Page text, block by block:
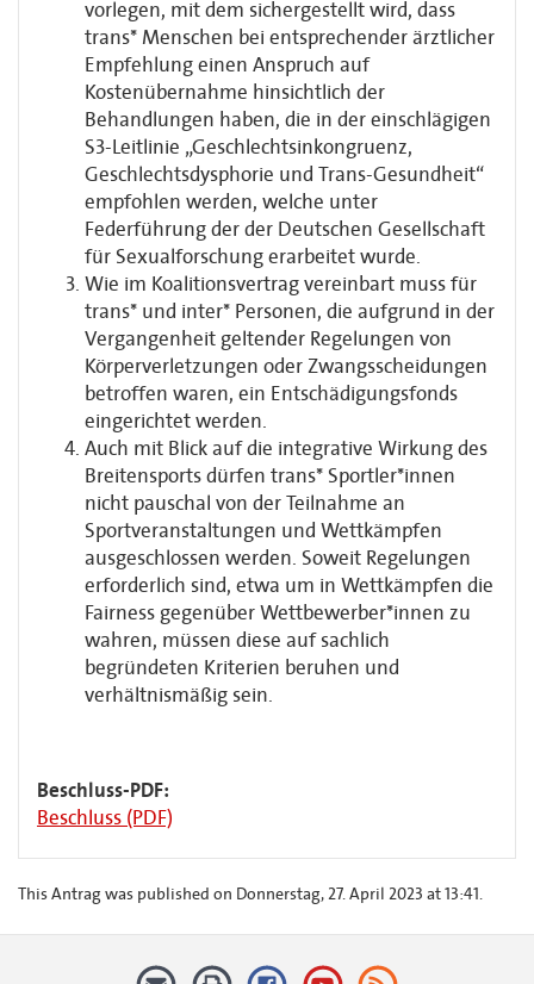
vorlegen, mit dem sichergestellt wird, dass
trans* Menschen bei entsprechender ärztlicher
Empfehlung einen Anspruch auf
Kostenübernahme hinsichtlich der
Behandlungen haben, die in der einschlägigen
S3-Leitlinie „Geschlechtsinkongruenz,
Geschlechtsdysphorie und Trans-Gesundheit“
empfohlen werden, welche unter
Federführung der der Deutschen Gesellschaft
für Sexualforschung erarbeitet wurde.
Wie im Koalitionsvertrag vereinbart muss für
trans* und inter* Personen, die aufgrund in der
Vergangenheit geltender Regelungen von
Körperverletzungen oder Zwangsscheidungen
betroffen waren, ein Entschädigungsfonds
eingerichtet werden.
Auch mit Blick auf die integrative Wirkung des
Breitensports dürfen trans* Sportler*innen
nicht pauschal von der Teilnahme an
Sportveranstaltungen und Wettkämpfen
ausgeschlossen werden. Soweit Regelungen
erforderlich sind, etwa um in Wettkämpfen die
Fairness gegenüber Wettbewerber*innen zu
wahren, müssen diese auf sachlich
begründeten Kriterien beruhen und
verhältnismäßig sein.
Beschluss-PDF:
Beschluss (PDF)
This Antrag was published on Donnerstag, 27. April 2023 at 13:41.